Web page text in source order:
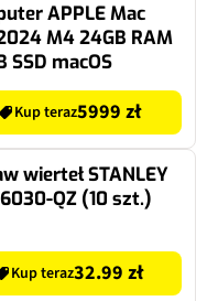
APPLE Mac
M4 24GB RAM
SSD macOS
Kup teraz5999 zł
wierteł STANLEY
QZ (10 szt.)
Kup teraz32.99 zł